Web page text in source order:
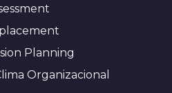
Planning
Organizacional